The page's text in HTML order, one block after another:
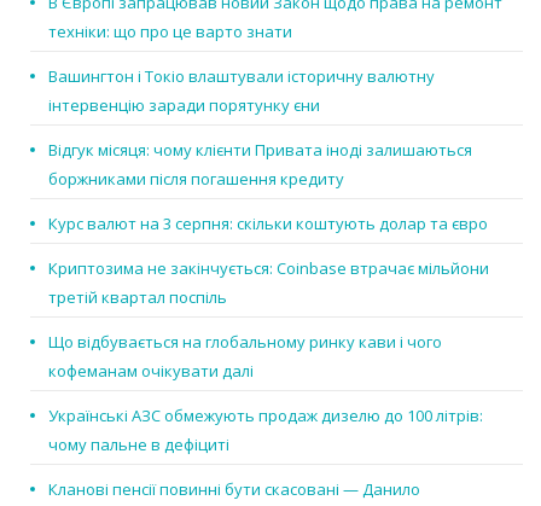
техніки: що про це варто знати
Вашингтон і Токіо влаштували історичну валютну
інтервенцію заради порятунку єни
Відгук місяця: чому клієнти Привата іноді залишаються
боржниками після погашення кредиту
Курс валют на 3 серпня: скільки коштують долар та євро
Криптозима не закінчується: Coinbase втрачає мільйони
третій квартал поспіль
Що відбувається на глобальному ринку кави і чого
кофеманам очікувати далі
Українські АЗС обмежують продаж дизелю до 100 літрів:
чому пальне в дефіциті
Кланові пенсії повинні бути скасовані — Данило